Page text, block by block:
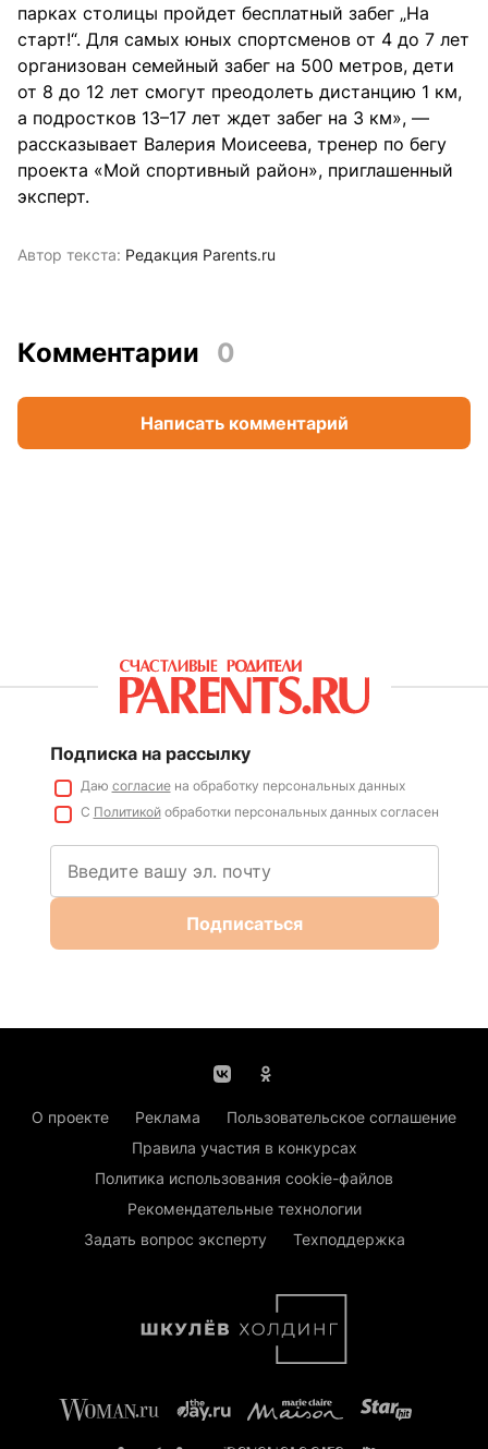
парках столицы пройдет бесплатный забег „На
старт!“. Для самых юных спортсменов от 4 до 7 лет
организован семейный забег на 500 метров, дети
от 8 до 12 лет смогут преодолеть дистанцию 1 км,
а подростков 13–17 лет ждет забег на 3 км», —
рассказывает Валерия Моисеева, тренер по бегу
проекта «Мой спортивный район», приглашенный
эксперт.
Автор текста: Редакция Parents.ru
Комментарии 0
Написать комментарий
Подписка на рассылку
Даю согласиена обработку персональных данных
С Политикойобработки персональных данных согласен
Подписаться
О проекте Реклама
Пользовательское соглашение
Правила участия в конкурсах
Политика использования cookie-файлов
Рекомендательные технологии
Задать вопрос эксперту
Техподдержка